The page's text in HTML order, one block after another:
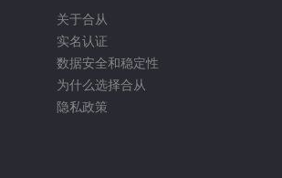
关于合从
实名认证
数据安全和稳定性
为什么选择合从
隐私政策